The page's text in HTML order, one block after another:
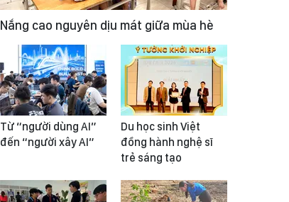
Nắng cao nguyên dịu mát giữa mùa hè
Từ “người dùng AI”
đến “người xây AI”
Du học sinh Việt
đồng hành nghệ sĩ
trẻ sáng tạo